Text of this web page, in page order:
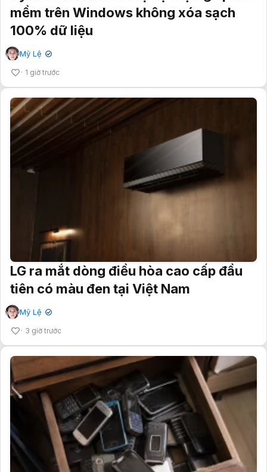
mềm trên Windows không xóa sạch
100% dữ liệu
Mỹ Lệ ✔
1 giờ trước
LG ra mắt dòng điều hòa cao cấp đầu
tiên có màu đen tại Việt Nam
Mỹ Lệ ✔
3 giờ trước